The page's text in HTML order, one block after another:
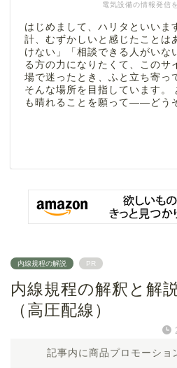
電気設備の情報発信
はじめまして、ハリタといいま
計、むずかしいと感じたことは
けない」「相談できる人がい
る方の力になりたくて、このサ
場で迷ったとき、ふと立ち寄っ
そんな場所を目指しています。
も晴れることを願って――どう
内線規程の解説 PR
内線規程の解釈と解
（高圧配線）
記事内に商品プロモーショ